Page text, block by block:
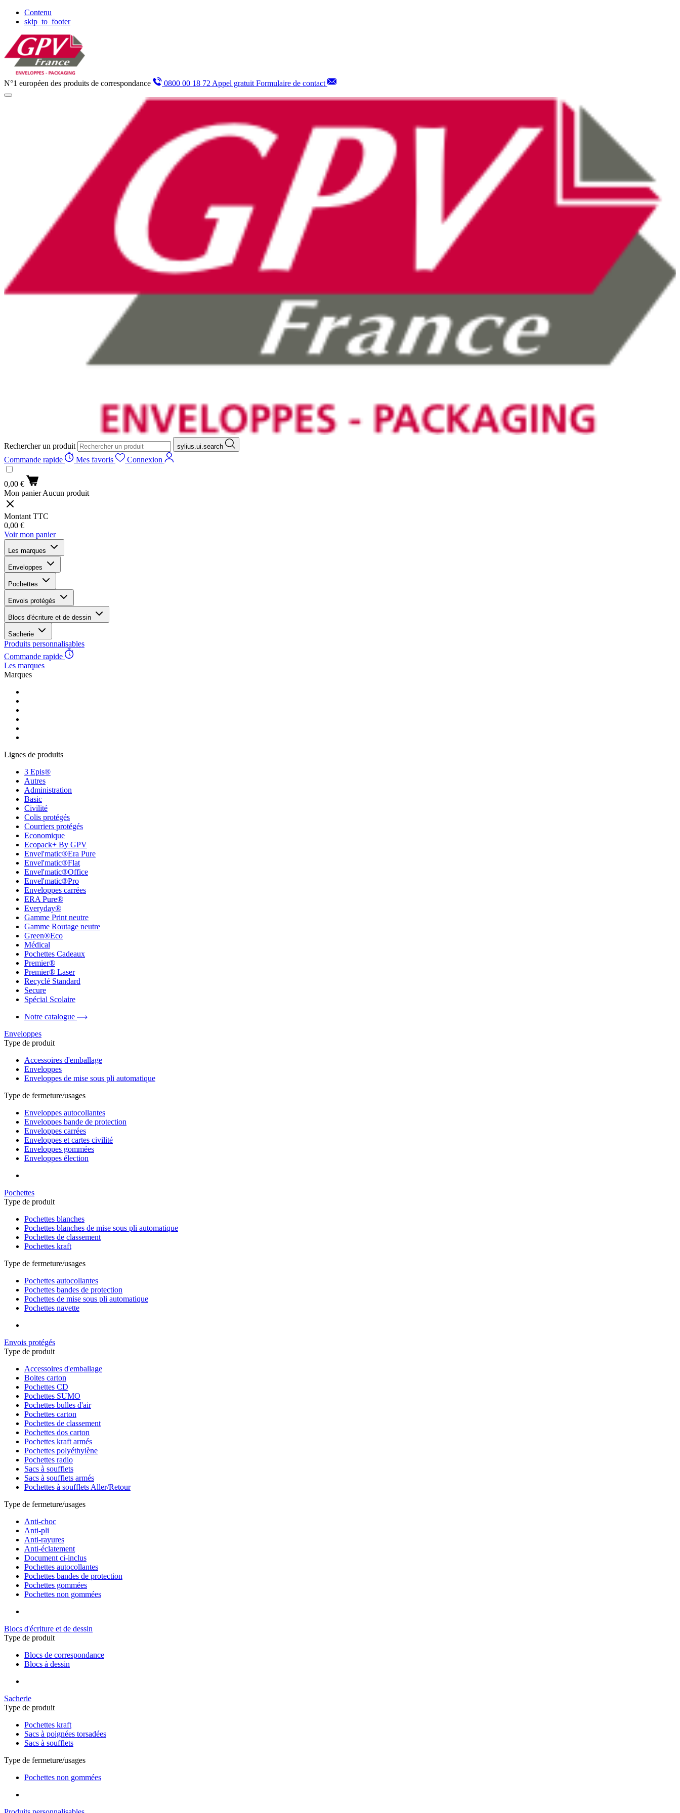
Contenu
skip_to_footer
N°1 européen des produits de correspondance 0800 00 18 72 Appel gratuit Formulaire de contact
Rechercher un produit sylius.ui.search
Commande rapide Mes favoris Connexion
0,00 €
Mon panier Aucun produit
Montant TTC
0,00 €
Voir mon panier
Les marques
Enveloppes
Pochettes
Envois protégés
Blocs d'écriture et de dessin
Sacherie
Produits personnalisables
Commande rapide
Les marques
Marques
Lignes de produits
3 Epis®
Autres
Administration
Basic
Civilité
Colis protégés
Courriers protégés
Economique
Ecopack+ By GPV
Envel'matic®Era Pure
Envel'matic®Flat
Envel'matic®Office
Envel'matic®Pro
Enveloppes carrées
ERA Pure®
Everyday®
Gamme Print neutre
Gamme Routage neutre
Green®Eco
Médical
Pochettes Cadeaux
Premier®
Premier® Laser
Recyclé Standard
Secure
Spécial Scolaire
Notre catalogue
Enveloppes
Type de produit
Accessoires d'emballage
Enveloppes
Enveloppes de mise sous pli automatique
Type de fermeture/usages
Enveloppes autocollantes
Enveloppes bande de protection
Enveloppes carrées
Enveloppes et cartes civilité
Enveloppes gommées
Enveloppes élection
Pochettes
Type de produit
Pochettes blanches
Pochettes blanches de mise sous pli automatique
Pochettes de classement
Pochettes kraft
Type de fermeture/usages
Pochettes autocollantes
Pochettes bandes de protection
Pochettes de mise sous pli automatique
Pochettes navette
Envois protégés
Type de produit
Accessoires d'emballage
Boites carton
Pochettes CD
Pochettes SUMO
Pochettes bulles d'air
Pochettes carton
Pochettes de classement
Pochettes dos carton
Pochettes kraft armés
Pochettes polyéthylène
Pochettes radio
Sacs à soufflets
Sacs à soufflets armés
Pochettes à soufflets Aller/Retour
Type de fermeture/usages
Anti-choc
Anti-pli
Anti-rayures
Anti-éclatement
Document ci-inclus
Pochettes autocollantes
Pochettes bandes de protection
Pochettes gommées
Pochettes non gommées
Blocs d'écriture et de dessin
Type de produit
Blocs de correspondance
Blocs à dessin
Sacherie
Type de produit
Pochettes kraft
Sacs à poignées torsadées
Sacs à soufflets
Type de fermeture/usages
Pochettes non gommées